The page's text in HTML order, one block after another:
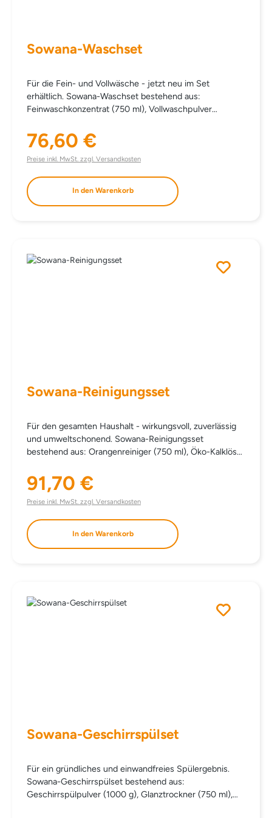
Sowana-Waschset
Für die Fein- und Vollwäsche - jetzt neu im Set
erhältlich. Sowana-Waschset bestehend aus:
Feinwaschkonzentrat (750 ml), Vollwaschpulver
(1000 g). statt einzeln € 85,10
Regulärer Preis:
76,60 €
Preise inkl. MwSt. zzgl. Versandkosten
In den Warenkorb
Sowana-Reinigungsset
Für den gesamten Haushalt - wirkungsvoll, zuverlässig
und umweltschonend. Sowana-Reinigungsset
bestehend aus: Orangenreiniger (750 ml), Öko-Kalklöser
Regulärer Preis:
91,70 €
Preise inkl. MwSt. zzgl. Versandkosten
In den Warenkorb
Sowana-Geschirrspülset
Für ein gründliches und einwandfreies Spülergebnis.
Sowana-Geschirrspülset bestehend aus:
Geschirrspülpulver (1000 g), Glanztrockner (750 ml),